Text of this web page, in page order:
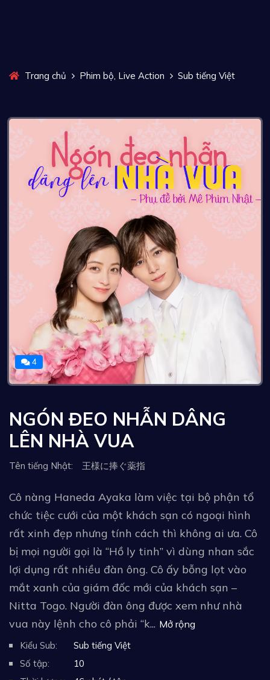
Trang chủ Phim bộ, Live Action Sub tiếng Việt
4
NGÓN ĐEO NHẪN DÂNG
LÊN NHÀ VUA
Tên tiếng Nhật: 王様に捧ぐ薬指
Cô nàng Haneda Ayaka làm việc tại bộ phận tổ
chức tiệc cưới của một khách sạn có ngoại hình
rất xinh đẹp nhưng tính cách thì không ai ưa. Cô
bị mọi người gọi là “Hồ ly tinh” vì dùng nhan sắc
lợi dụng rất nhiều đàn ông. Cô ấy bỗng lọt vào
mắt xanh của giám đốc mới của khách sạn –
Nitta Togo. Người đàn ông được xem như nhà
vua này lệnh cho cô phải “k... Mở rộng
Kiểu Sub:
Sub tiếng Việt
Số tập:
10